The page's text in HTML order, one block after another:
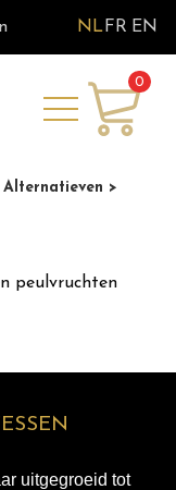
NL FR EN
0
>
peulvruchten
uitgegroeid tot